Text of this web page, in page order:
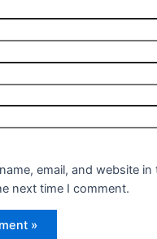
email, and website in
next time I comment.